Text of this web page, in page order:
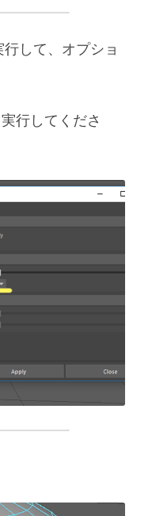
行して、オプショ
行してくださ